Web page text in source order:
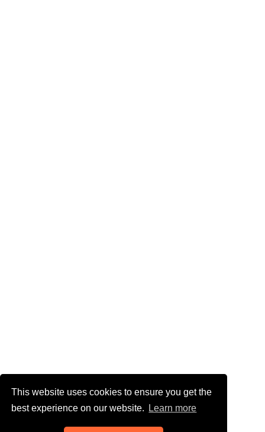
This website uses cookies to ensure you get the
best experience on our website.
Learn more